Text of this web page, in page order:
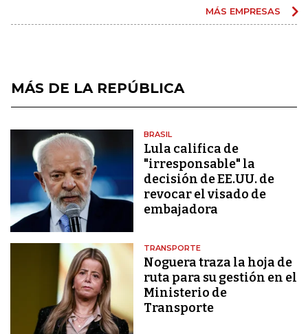
MÁS EMPRESAS
MÁS DE LA REPÚBLICA
BRASIL
Lula califica de
"irresponsable" la
decisión de EE.UU. de
revocar el visado de
embajadora
TRANSPORTE
Noguera traza la hoja de
ruta para su gestión en el
Ministerio de
Transporte